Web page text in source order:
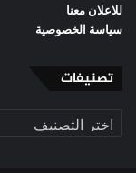
للاعلان معنا
سياسة الخصوصية
تصنيفات
تصنيفات